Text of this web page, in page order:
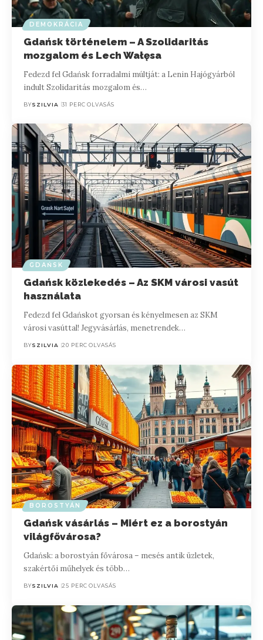
DEMOKRÁCIA
Gdańsk történelem – A Szolidaritás
mozgalom és Lech Wałęsa
Fedezd fel Gdańsk forradalmi múltját: a Lenin Hajógyárból
indult Szolidaritás mozgalom és…
BYSZILVIA 31 PERC OLVASÁS
GDAŃSK
Gdańsk közlekedés – Az SKM városi vasút
használata
Fedezd fel Gdańskot gyorsan és kényelmesen az SKM
városi vasúttal! Jegyvásárlás, menetrendek…
BYSZILVIA 20 PERC OLVASÁS
BOROSTYÁN
Gdańsk vásárlás – Miért ez a borostyán
világfővárosa?
Gdańsk: a borostyán fővárosa – mesés antik üzletek,
szakértői műhelyek és több…
BYSZILVIA 25 PERC OLVASÁS